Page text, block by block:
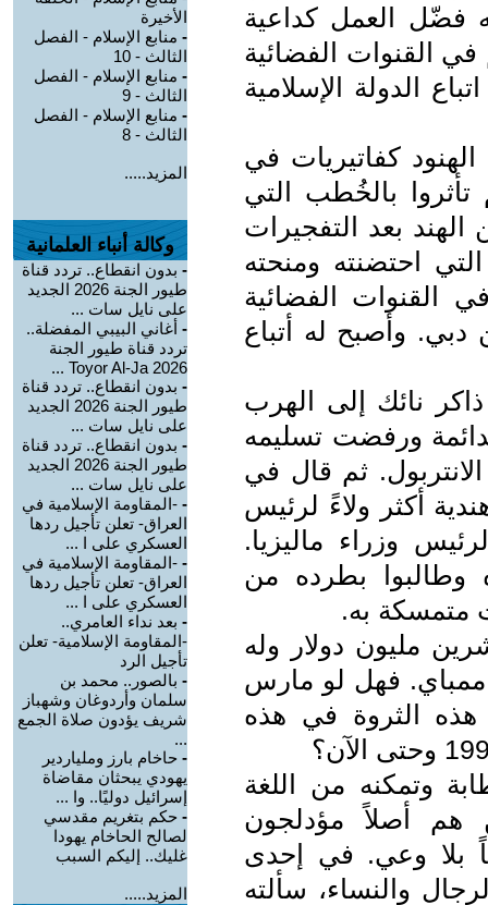
فضّل العمل كداعية
القنوات الفضائية
الدولة الإسلامية
الهنود كفاتيريات في
تأثروا بالخُطب التي
بعد التفجيرات
احتضنته ومنحته
القنوات الفضائية
دبي. وأصبح له أتباع
نائك إلى الهرب
ورفضت تسليمه
ثم قال في
أكثر ولاءً لرئيس
وزراء ماليزيا.
وطالبوا بطرده من
متمسكة به.
مليون دولار وله
فهل لو مارس
الثروة في هذه
وتمكنه من اللغة
هم أصلاً مؤدلجون
بلا وعي. في إحدى
والنساء، سألته
الأخيرة
- منابع الإسلام - الفصل
الثالث - 10
- منابع الإسلام - الفصل
الثالث - 9
- منابع الإسلام - الفصل
الثالث - 8
المزيد.....
وكالة أنباء العلمانية
- بدون انقطاع.. تردد قناة
طيور الجنة 2026 الجديد
على نايل سات ...
- أغاني البيبي المفضلة..
تردد قناة طيور الجنة
2026 Toyor Al-Ja ...
- بدون انقطاع.. تردد قناة
طيور الجنة 2026 الجديد
على نايل سات ...
- بدون انقطاع.. تردد قناة
طيور الجنة 2026 الجديد
على نايل سات ...
- -المقاومة الإسلامية في
العراق- تعلن تأجيل ردها
العسكري على ا ...
- -المقاومة الإسلامية في
العراق- تعلن تأجيل ردها
العسكري على ا ...
- بعد نداء العامري..
-المقاومة الإسلامية- تعلن
تأجيل الرد
- بالصور.. محمد بن
سلمان وأردوغان وشهباز
شريف يؤدون صلاة الجمع
...
- حاخام بارز وملياردير
يهودي يبحثان مقاضاة
إسرائيل دوليًا.. وا ...
- حكم بتغريم مقدسي
لصالح الحاخام يهودا
غليك.. إليكم السبب
المزيد.....